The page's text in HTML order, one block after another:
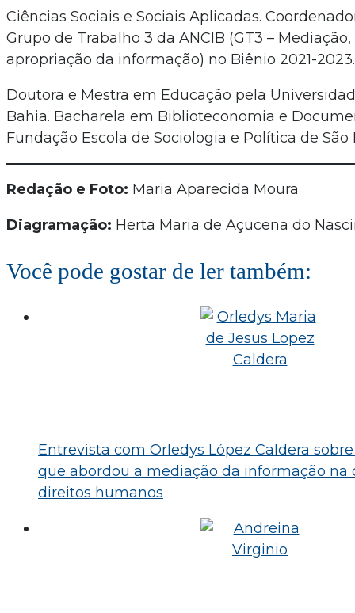
Ciências Sociais e Sociais Aplicadas.
Grupo de Trabalho 3 da ANCIB (GT3 –
apropriação da informação) no Biênio 2021-2023.
Doutora e Mestra em Educação pela
Bahia. Bacharela em Biblioteconomia e
Fundação Escola de Sociologia e Política de São
Redação e Foto: Maria Aparecida Moura
Diagramação: Herta Maria de Açucena do
Você pode gostar de ler também:
Entrevista com Orledys López Caldera
que abordou a mediação da informação na
direitos humanos